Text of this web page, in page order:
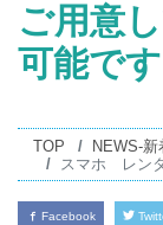
ご用意
可能です
TOP
NEWS-新
スマホ レンタル（ス
Facebook